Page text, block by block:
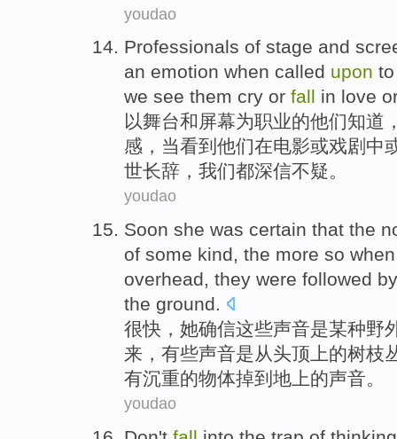
youdao
Professionals of stage and
an emotion when called upon
we see them cry or fall in love
以舞台和 屏幕为职业的他们知道
感 ， 当看到 他们在电影或戏剧中
世长辞， 我们都深信不疑。
youdao
Soon she was certain that the
of some kind, the more so
overhead, they were followed
the ground.
很快 ， 她确信这些声音是某种野
来， 有些声音是从头顶上的树枝
有沉重的物体掉到地上的声音。
youdao